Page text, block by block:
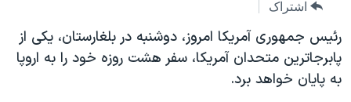
جهش
به
صفحه
اصلی
جهان
ورزشی
جدول برنامه ها
صفحه‌های ویژه
جام جهانی ۲۰۲۶
فرکانس‌های صدای آمریکا
اشتراک
رئيس جمهوری آمريکا امروز، دوشنبه در بلغارستان، يکی از
پابرجاترين متحدان آمريکا، سفر هشت روزه خود را به اروپا
به پايان خواهد برد.